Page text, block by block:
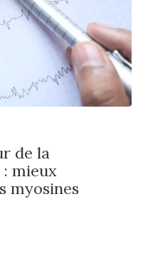
de la
mieux
myosines